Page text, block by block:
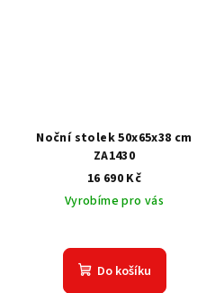
Akát vintage BT1551
Noční stolek 50x65x38 cm
ZA1430
16 690 Kč
Vyrobíme pro vás
Do košíku